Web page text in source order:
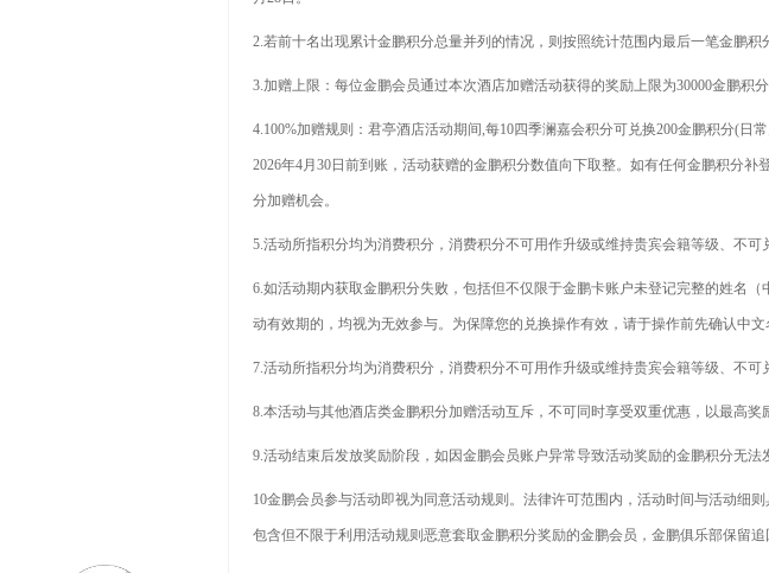
2.若前十名出现累计金鹏积分总量并列的情况，则按照统计范围内最后一笔金鹏积
3.加赠上限：每位金鹏会员通过本次酒店加赠活动获得的奖励上限为30000金鹏积
4.100%加赠规则：君亭酒店活动期间,每10四季澜嘉会积分可兑换200金鹏积分(
2026年4月30日前到账，活动获赠的金鹏积分数值向下取整。如有任何金鹏积分
分加赠机会。
5.活动所指积分均为消费积分，消费积分不可用作升级或维持贵宾会籍等级、不可
6.如活动期内获取金鹏积分失败，包括但不仅限于金鹏卡账户未登记完整的姓名
动有效期的，均视为无效参与。为保障您的兑换操作有效，请于操作前先确认中
7.活动所指积分均为消费积分，消费积分不可用作升级或维持贵宾会籍等级、不可
8.本活动与其他酒店类金鹏积分加赠活动互斥，不可同时享受双重优惠，以最高奖
9.活动结束后发放奖励阶段，如因金鹏会员账户异常导致活动奖励的金鹏积分无法
10金鹏会员参与活动即视为同意活动规则。法律许可范围内，活动时间与活动细
包含但不限于利用活动规则恶意套取金鹏积分奖励的金鹏会员，金鹏俱乐部保留追